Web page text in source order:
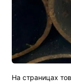
На страницах